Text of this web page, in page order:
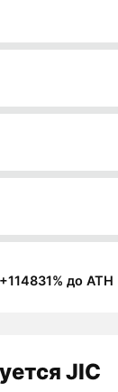
+114831% до ATH
JIC